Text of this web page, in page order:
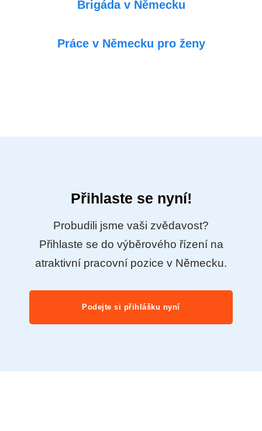
Brigáda v Německu
Práce v Německu pro ženy
Přihlaste se nyní!
Probudili jsme vaši zvědavost?
Přihlaste se do výběrového řízení na
atraktivní pracovní pozice v Německu.
Podejte si přihlášku nyní